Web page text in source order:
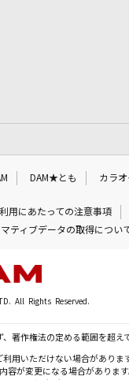
DAM★とも カラオ
用にあたっての注意事項
ティブデータの取得につい
All Rights Reserved.
著作権法の定める範囲を超え
用いただけない場合がありま
容が変更になる場合があります